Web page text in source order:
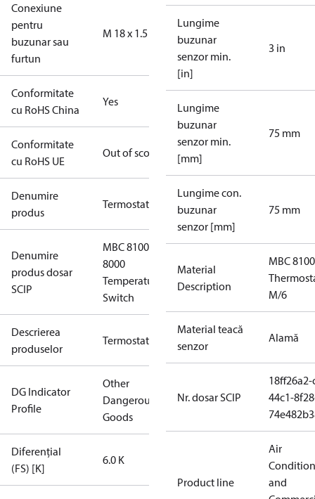
Conexiune
pentru
buzunar sau
furtun
M 18 x 1.5
Conformitate
cu RoHS China
Yes
Conformitate
cu RoHS UE
Out of scope
Denumire
produs
Termostat
Denumire
produs dosar
SCIP
MBC 8100
8000
Temperature
Switch
Descrierea
produselor
Termostat
DG Indicator
Profile
Other
Dangerous
Goods
Diferențial
(FS) [K]
6.0 K
Lungime
buzunar
senzor min.
[in]
3 in
Lungime
buzunar
senzor min.
[mm]
75 mm
Lungime con.
buzunar
senzor [mm]
75 mm
Material
Description
MBC 8100
M/6
Material teacă
senzor
Alamă
Nr. dosar SCIP
44c1-
Product line
Air
and